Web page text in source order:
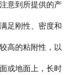
意到所提供的产
足刚性、密度和
高的粘附性，以
或地面上，长时